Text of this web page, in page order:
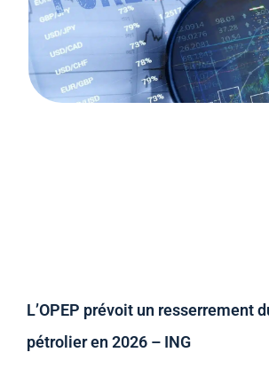
L’OPEP prévoit un resserrement
pétrolier en 2026 – ING